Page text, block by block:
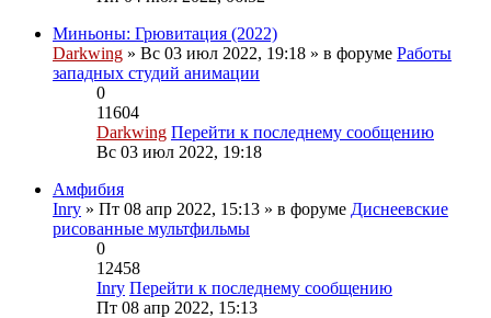
Миньоны: Грювитация (2022)
Darkwing » Вс 03 июл 2022, 19:18 » в форуме Работы
западных студий анимации
0
11604
Darkwing Перейти к последнему сообщению
Вс 03 июл 2022, 19:18
Амфибия
Inry » Пт 08 апр 2022, 15:13 » в форуме Диснеевские
рисованные мультфильмы
0
12458
Inry Перейти к последнему сообщению
Пт 08 апр 2022, 15:13